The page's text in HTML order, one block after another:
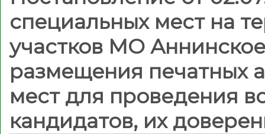
специальных мест на
участков МО
размещения печатных
мест для проведения
кандидатов, их